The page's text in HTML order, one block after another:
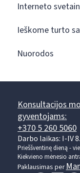
Interneto
Ieškome turto
Nuorodos
Konsultacijos
gyventojams:
+370 5 260 5060
Darbo laikas: I-IV
Prieššventinę dieną -
Kiekvieno mėnesio
Paklausimas per